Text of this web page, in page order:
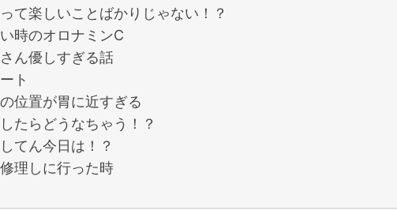
て楽しいことばかりじゃない！？
時のオロナミンC
ん優しすぎる話
ト
位置が胃に近すぎる
たらどうなちゃう！？
てん今日は！？
理しに行った時